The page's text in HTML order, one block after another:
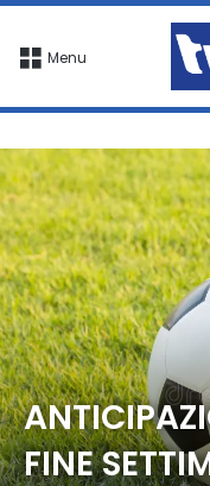
Menu
FINE